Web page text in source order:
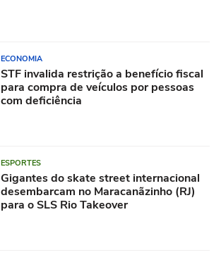
ECONOMIA
STF invalida restrição a benefício fiscal
para compra de veículos por pessoas
com deficiência
ESPORTES
Gigantes do skate street internacional
desembarcam no Maracanãzinho (RJ)
para o SLS Rio Takeover